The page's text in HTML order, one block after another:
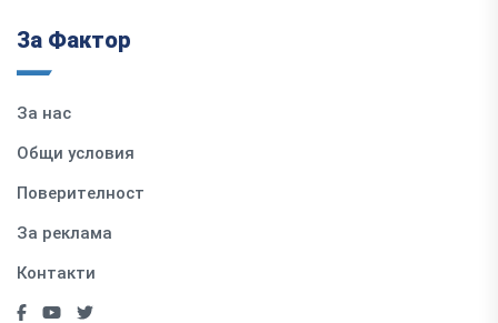
За Фактор
За нас
Общи условия
Поверителност
За реклама
Контакти